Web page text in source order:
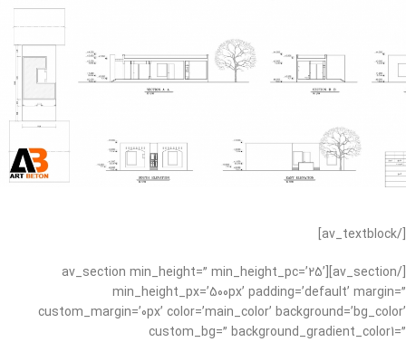
[/av_textblock]
[/av_section][av_section min_height=” min_height_pc=’25’
min_height_px=’500px’ padding=’default’ margin=”
custom_margin=’0px’ color=’main_color’ background=’bg_color’
custom_bg=” background_gradient_color1=”